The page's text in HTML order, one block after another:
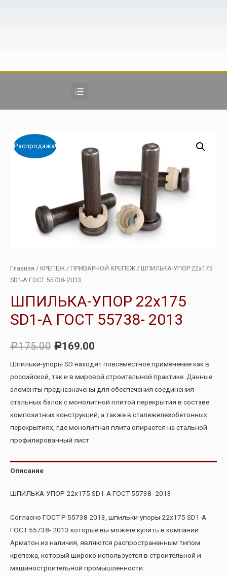
Распродажа!
Главная / КРЕПЕЖ / ПРИВАРНОЙ КРЕПЕЖ / ШПИЛЬКА-УПОР 22х175
SD1-А ГОСТ 55738- 2013
ШПИЛЬКА-УПОР 22х175
SD1-А ГОСТ 55738- 2013
Р175.00 Р169.00
Шпильки-упоры SD находят повсеместное применение как в
российской, так и в мировой строительной практике. Данные
элементы предназначены для обеспечения соединения
стальных балок с монолитной плитой перекрытия в составе
композитных конструкций, а также в сталежелезобетонных
перекрытиях, где монолитная плита опирается на стальной
профилированный лист.
Описание
ШПИЛЬКА-УПОР 22х175 SD1-А ГОСТ 55738- 2013
Согласно ГОСТ Р 55738 2013, шпильки-упоры 22х175 SD1-А
ГОСТ 55738- 2013 которые вы можете купить в компании
Арматон из наличия, являются распространенным типом
крепежа, который широко используется в строительной и
машиностроительной промышленности.